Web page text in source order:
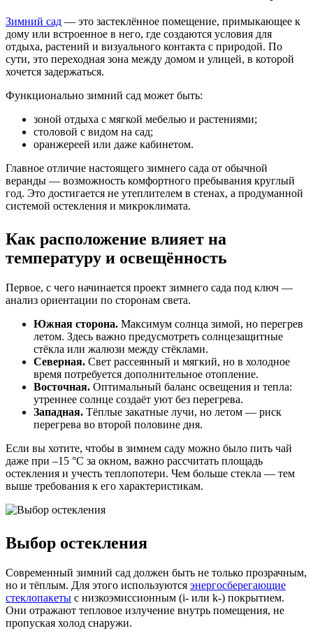
Зимний сад — это застеклённое помещение, примыкающее к
дому или встроенное в него, где создаются условия для
отдыха, растений и визуального контакта с природой. По
сути, это переходная зона между домом и улицей, в которой
хочется задержаться.
Функционально зимний сад может быть:
зоной отдыха с мягкой мебелью и растениями;
столовой с видом на сад;
оранжереей или даже кабинетом.
Главное отличие настоящего зимнего сада от обычной
веранды — возможность комфортного пребывания круглый
год. Это достигается не утеплителем в стенах, а продуманной
системой остекления и микроклимата.
Как расположение влияет на
температуру и освещённость
Первое, с чего начинается проект зимнего сада под ключ —
анализ ориентации по сторонам света.
Южная сторона. Максимум солнца зимой, но перегрев
летом. Здесь важно предусмотреть солнцезащитные
стёкла или жалюзи между стёклами.
Северная. Свет рассеянный и мягкий, но в холодное
время потребуется дополнительное отопление.
Восточная. Оптимальный баланс освещения и тепла:
утреннее солнце создаёт уют без перегрева.
Западная. Тёплые закатные лучи, но летом — риск
перегрева во второй половине дня.
Если вы хотите, чтобы в зимнем саду можно было пить чай
даже при –15 °C за окном, важно рассчитать площадь
остекления и учесть теплопотери. Чем больше стекла — тем
выше требования к его характеристикам.
Выбор остекления
Современный зимний сад должен быть не только прозрачным,
но и тёплым. Для этого используются энергосберегающие
стеклопакеты с низкоэмиссионным (i- или k-) покрытием.
Они отражают тепловое излучение внутрь помещения, не
пропуская холод снаружи.